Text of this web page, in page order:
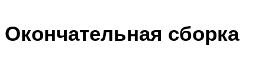
Окончательная сборка